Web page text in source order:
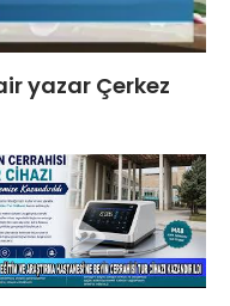
yazar Çerkez